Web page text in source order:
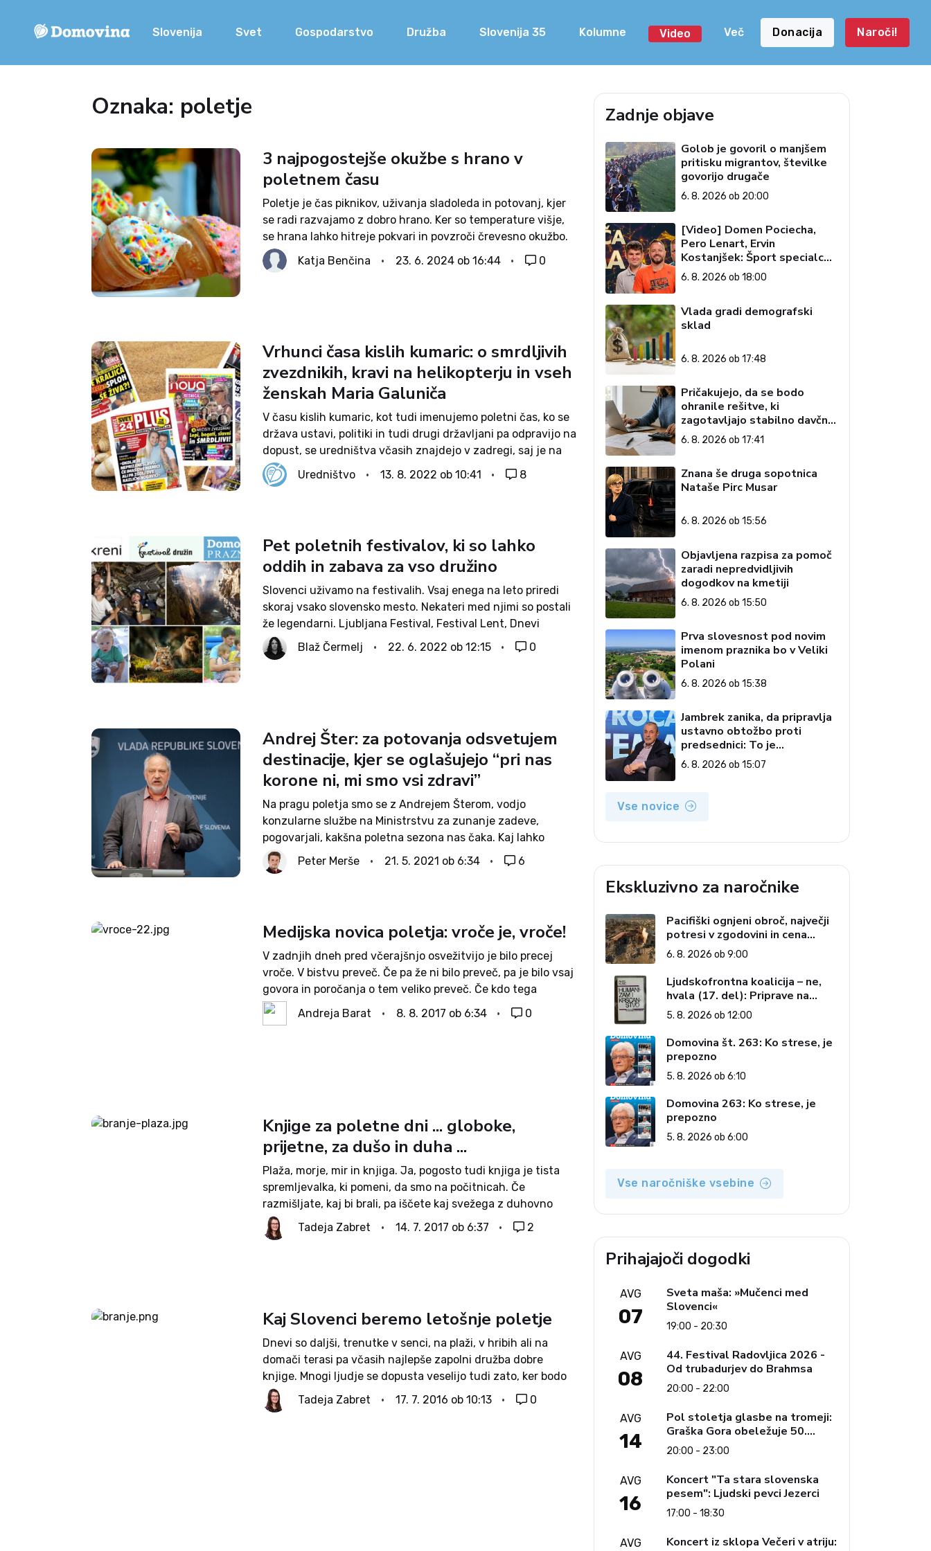
Slovenija Svet Gospodarstvo Družba Slovenija 35 Kolumne Video Več Donacija Naroči!
Oznaka: poletje
3 najpogostejše okužbe s hrano v
poletnem času
Poletje je čas piknikov, uživanja sladoleda in potovanj, kjer
se radi razvajamo z dobro hrano. Ker so temperature višje,
se hrana lahko hitreje pokvari in povzroči črevesno okužbo.
Najpogostejše so okužbe z bakterijo salmonelo, e.coli in
listerijo, a z nekaterimi...
Katja Benčina 23. 6. 2024 ob 16:44 0
Vrhunci časa kislih kumaric: o smrdljivih
zvezdnikih, kravi na helikopterju in vseh
ženskah Maria Galuniča
V času kislih kumaric, kot tudi imenujemo poletni čas, ko se
država ustavi, politiki in tudi drugi državljani pa odpravijo na
dopust, se uredništva včasih znajdejo v zadregi, saj je na
voljo le malo aktualnega dogajanja in novic. A vsebino...
Uredništvo 13. 8. 2022 ob 10:41 8
Pet poletnih festivalov, ki so lahko
oddih in zabava za vso družino
Slovenci uživamo na festivalih. Vsaj enega na leto priredi
skoraj vsako slovensko mesto. Nekateri med njimi so postali
že legendarni. Ljubljana Festival, Festival Lent, Dnevi
narodnih noš v Kamniku, Tartini festival v Piranu,
Grossmannov Festival v Ljutomeru, festival Zmaj ma...
Blaž Čermelj 22. 6. 2022 ob 12:15 0
Andrej Šter: za potovanja odsvetujem
destinacije, kjer se oglašujejo “pri nas
korone ni, mi smo vsi zdravi”
Na pragu poletja smo se z Andrejem Šterom, vodjo
konzularne službe na Ministrstvu za zunanje zadeve,
pogovarjali, kakšna poletna sezona nas čaka. Kaj lahko
pričakujemo tisti, ki bi radi potovali prek slovenskih meja in
kaj je pomembno, da naredimo že...
Peter Merše 21. 5. 2021 ob 6:34 6
Medijska novica poletja: vroče je, vroče!
V zadnjih dneh pred včerajšnjo osvežitvijo je bilo precej
vroče. V bistvu preveč. Če pa že ni bilo preveč, pa je bilo vsaj
govora in poročanja o tem veliko preveč. Če kdo tega
vročinskega vala ni vzel kot nacionalno katastrofo,...
Andreja Barat 8. 8. 2017 ob 6:34 0
Knjige za poletne dni ... globoke,
prijetne, za dušo in duha ...
Plaža, morje, mir in knjiga. Ja, pogosto tudi knjiga je tista
spremljevalka, ki pomeni, da smo na počitnicah. Če
razmišljate, kaj bi brali, pa iščete kaj svežega z duhovno
vsebino, je tukaj nekaj predlogov: Poroči se in bodi
podrejena, Ekstremna...
Tadeja Zabret 14. 7. 2017 ob 6:37 2
Kaj Slovenci beremo letošnje poletje
Dnevi so daljši, trenutke v senci, na plaži, v hribih ali na
domači terasi pa včasih najlepše zapolni družba dobre
knjige. Mnogi ljudje se dopusta veselijo tudi zato, ker bodo
takrat lahko prebrali knjige, ki jih skozi leto odlagajo zaradi...
Tadeja Zabret 17. 7. 2016 ob 10:13 0
Zadnje objave
Golob je govoril o manjšem
pritisku migrantov, številke
govorijo drugače
6. 8. 2026 ob 20:00
[Video] Domen Pociecha,
Pero Lenart, Ervin
Kostanjšek: Šport specialcev
(Vroča tema, 6. 8. 2026)
6. 8. 2026 ob 18:00
Vlada gradi demografski
sklad
6. 8. 2026 ob 17:48
Pričakujejo, da se bodo
ohranile rešitve, ki
zagotavljajo stabilno davčno
okolje
6. 8. 2026 ob 17:41
Znana še druga sopotnica
Nataše Pirc Musar
6. 8. 2026 ob 15:56
Objavljena razpisa za pomoč
zaradi nepredvidljivih
dogodkov na kmetiji
6. 8. 2026 ob 15:50
Prva slovesnost pod novim
imenom praznika bo v Veliki
Polani
6. 8. 2026 ob 15:38
Jambrek zanika, da pripravlja
ustavno obtožbo proti
predsednici: To je
popolnoma neresnična
informacija
6. 8. 2026 ob 15:07
Vse novice
Ekskluzivno za naročnike
Pacifiški ognjeni obroč, največji
potresi v zgodovini in cena
pozabe
6. 8. 2026 ob 9:00
Ljudskofrontna koalicija – ne,
hvala (17. del): Priprave na
sestop z oblasti – dvorska
opozicija 6: Gramsci na delu:
Revija 2000 in revolucionarna
izvotlitev krščanstva
5. 8. 2026 ob 12:00
Domovina št. 263: Ko strese, je
prepozno
5. 8. 2026 ob 6:10
Domovina 263: Ko strese, je
prepozno
5. 8. 2026 ob 6:00
Vse naročniške vsebine
Prihajajoči dogodki
AVG
07
Sveta maša: »Mučenci med
Slovenci«
19:00 - 20:30
AVG
08
44. Festival Radovljica 2026 -
Od trubadurjev do Brahmsa
20:00 - 22:00
AVG
14
Pol stoletja glasbe na tromeji:
Graška Gora obeležuje 50.
jubilejni festival narodno-
zabavne glasbe
20:00 - 23:00
AVG
16
Koncert "Ta stara slovenska
pesem": Ljudski pevci Jezerci
17:00 - 18:30
AVG
Koncert iz sklopa Večeri v atriju: